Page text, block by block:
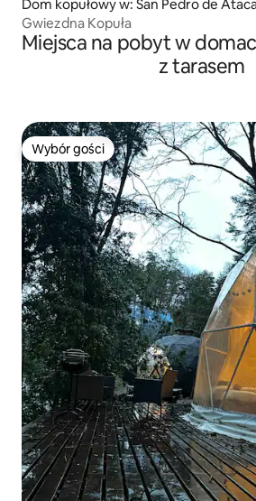
Dom kopułowy w: San Pedro de
Gwiezdna Kopuła
Miejsca na pobyt w
z tarasem
Wybór gości
Wybór gości